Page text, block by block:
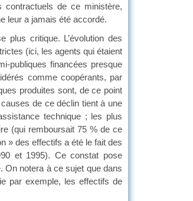
de ce ministère,
leur a jamais été accordé.
plus critique. L’évolution des
(ici, les agents qui étaient
publiques financées presque
comme coopérants, par
produites sont, de ce point
de ce déclin tient à une
technique ; les plus
(qui remboursait 75 % de ce
» des effectifs a été le fait des
et 1995). Ce constat pose
On notera à ce sujet que dans
par exemple, les effectifs de